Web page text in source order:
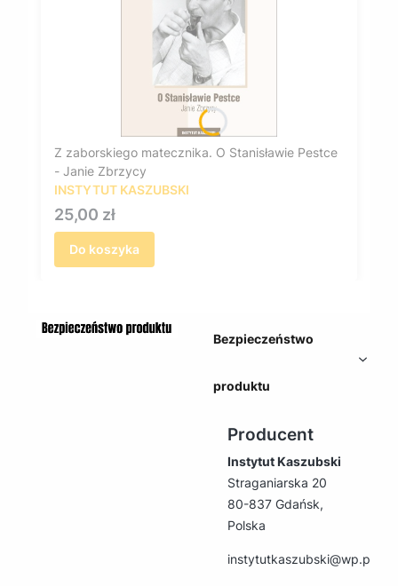
Z zaborskiego matecznika. O Stanisławie Pestce
- Janie Zbrzycy
INSTYTUT KASZUBSKI
Cena
25,00 zł
Do koszyka
Bezpieczeństwo
produktu
Producent
Instytut Kaszubski
Straganiarska 20
80-837 Gdańsk,
Polska
instytutkaszubski@wp.pl